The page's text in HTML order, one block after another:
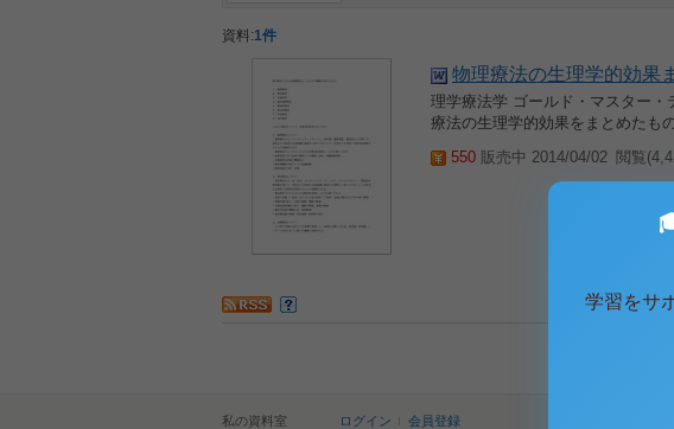
資料:1件
物理療法の生理学的効果
理学療法学 ゴールド・マスター
療法の生理学的効果をまとめたもの
550 販売中 2014/04/02 閲覧
私の資料室 ログイン
会員登録
学習をサ